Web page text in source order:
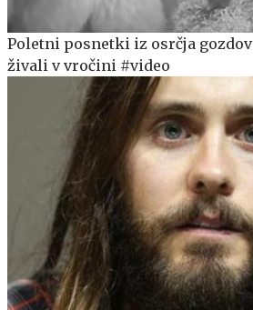
Poletni posnetki iz osrčja
živali v vročini #video